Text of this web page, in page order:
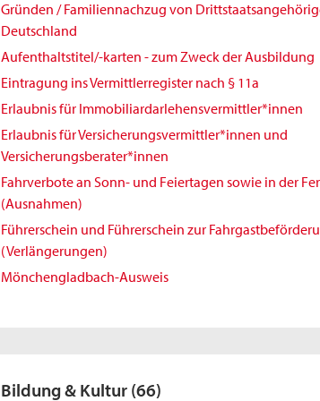
Gründen / Familiennachzug von
Deutschland
Aufenthaltstitel/-karten - zum Zweck der Ausbildung
Eintragung ins Vermittlerregister nach § 11a
Erlaubnis für Immobiliardarlehensvermittler*innen
Erlaubnis für Versicherungsvermittler*innen und
Versicherungsberater*innen
Fahrverbote an Sonn- und Feiertagen sowie in der
(Ausnahmen)
Führerschein und Führerschein zur
(Verlängerungen)
Mönchengladbach-Ausweis
Bildung & Kultur (66)